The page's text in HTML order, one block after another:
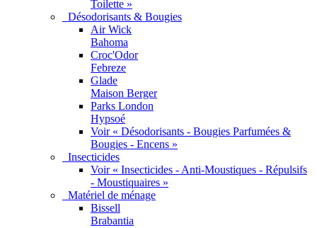
Toilette »
Désodorisants & Bougies
Air Wick
Bahoma
Croc'Odor
Febreze
Glade
Maison Berger
Parks London
Hypsoé
Voir « Désodorisants - Bougies Parfumées &
Bougies - Encens »
Insecticides
Voir « Insecticides - Anti-Moustiques - Répulsifs
- Moustiquaires »
Matériel de ménage
Bissell
Brabantia